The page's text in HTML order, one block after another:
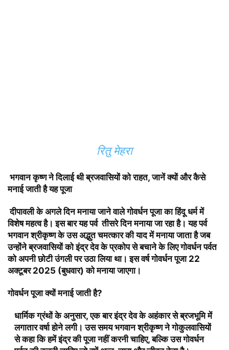
रितु मेहरा
भगवान कृष्ण ने दिलाई थी ब्रजवासियों को राहत, जानें क्यों और कैसे
मनाई जाती है यह पूजा
दीपावली के अगले दिन मनाया जाने वाले गोवर्धन पूजा का हिंदू धर्म में
विशेष महत्व है। इस बार यह पर्व तीसरे दिन मनाया जा रहा है। यह पर्व
भगवान श्रीकृष्ण के उस अद्भुत चमत्कार की याद में मनाया जाता है जब
उन्होंने ब्रजवासियों को इंद्र देव के प्रकोप से बचाने के लिए गोवर्धन पर्वत
को अपनी छोटी उंगली पर उठा लिया था। इस वर्ष गोवर्धनपूजा 22
अक्टूबर 2025 (बुधवार) को मनाया जाएगा।
गोवर्धन पूजा क्यों मनाई जाती है?
धार्मिक ग्रंथों के अनुसार, एक बार इंद्र देव के अहंकार से ब्रजभूमि में
लगातार वर्षा होने लगी। उस समय भगवान श्रीकृष्ण ने गोकुलवासियों
से कहा किहमें इंद्र की पूजा नहीं करनी चाहिए, बल्कि उस गोवर्धन